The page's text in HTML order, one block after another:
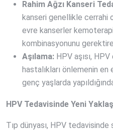
Rahim Ağzı Kanseri
kanseri genellikle cerrahi
evre kanserler
kombinasyonunu
Aşılama: HPV aşısı,
hastalıkları önlemenin
genç yaşlarda
HPV Tedavisinde Yeni
Tıp dünyası, HPV